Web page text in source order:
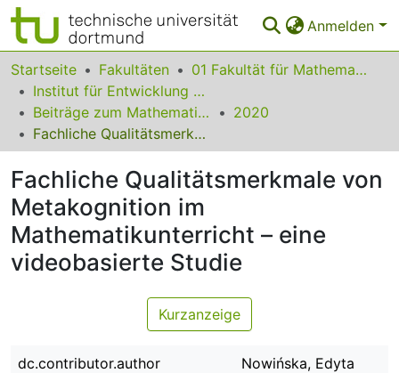
Anmelden
Bereiche & Sammlungen
Das gesamte Repositorium
Statistiken
FAQ
Leitlinien
Zurück zur Startseite
Startseite Fakultäten
01 Fakultät für Mathematik
Institut für Entwicklung und Erforschung des Mathematikunterrichts
Beiträge zum Mathematikunterricht
2020
Fachliche Qualitätsmerkmale von Metakognition im Mathematikunterricht – eine videobasierte Studie
Fachliche Qualitätsmerkmale von
Metakognition im
Mathematikunterricht – eine
videobasierte Studie
Kurzanzeige
dc.contributor.author Nowińska, Edyta